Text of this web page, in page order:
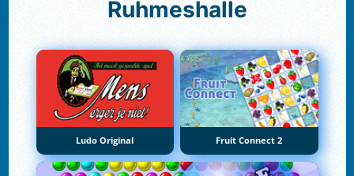
Ruhmeshalle
Ludo Original Fruit Connect 2